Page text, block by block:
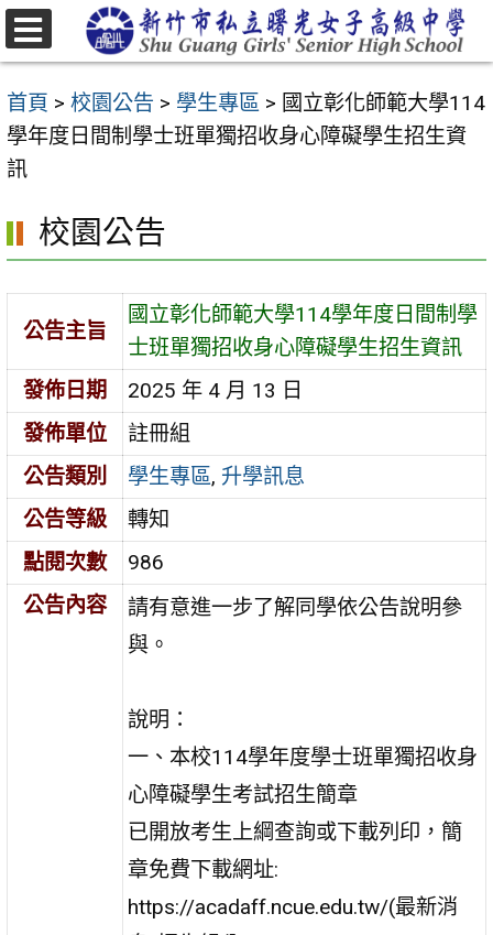
跳
至
要
內
容
首頁 > 校園公告 > 學生專區 > 國立彰化師範大學114
學年度日間制學士班單獨招收身心障礙學生招生資
訊
校園公告
公告主旨
國立彰化師範大學114學年度日間制學
士班單獨招收身心障礙學生招生資訊
發佈日期
2025 年 4 月 13 日
發佈單位
註冊組
公告類別
學生專區, 升學訊息
公告等級
轉知
點閱次數
986
公告內容
請有意進一步了解同學依公告說明參
與。
說明：
一、本校114學年度學士班單獨招收身
心障礙學生考試招生簡章
已開放考生上綱查詢或下載列印，簡
章免費下載網址:
https://acadaff.ncue.edu.tw/(最新消
選
單